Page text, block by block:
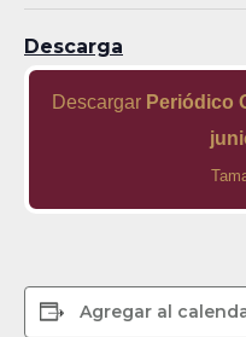
Descarga
Descargar Periódico
Agregar al